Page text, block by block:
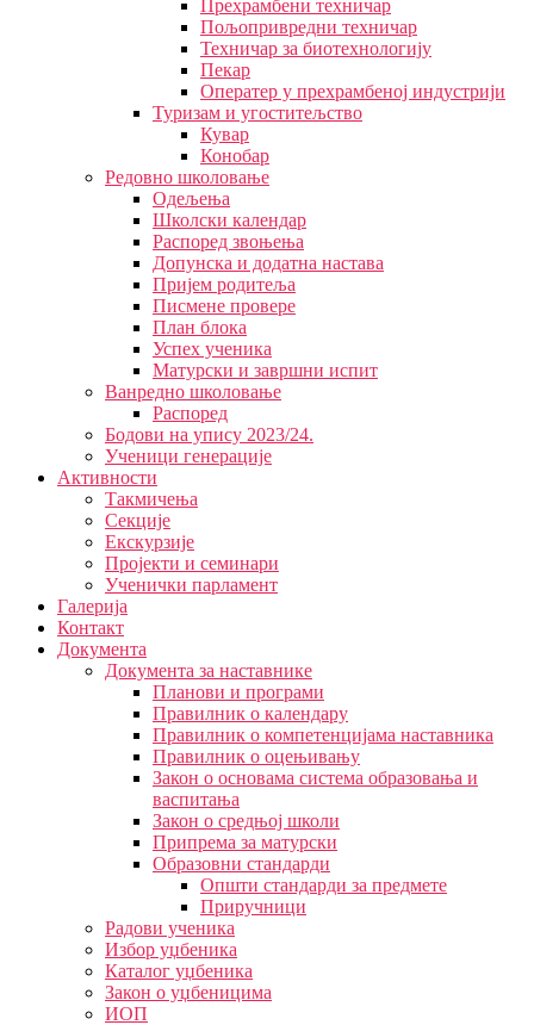
Прехрамбени техничар
Пољопривредни техничар
Техничар за биотехнологију
Пекар
Оператер у прехрамбеној индустрији
Туризам и угоститељство
Кувар
Конобар
Редовно школовање
Одељења
Школски календар
Распоред звоњења
Допунска и додатна настава
Пријем родитеља
Писмене провере
План блока
Успех ученика
Матурски и завршни испит
Ванредно школовање
Распоред
Бодови на упису 2023/24.
Ученици генерације
Активности
Такмичења
Секције
Екскурзије
Пројекти и семинари
Ученички парламент
Галерија
Контакт
Документа
Документа за наставнике
Планови и програми
Правилник о календару
Правилник о компетенцијама наставника
Правилник о оцењивању
Закон о основама система образовања и
васпитања
Закон о средњој школи
Припрема за матурски
Образовни стандарди
Општи стандарди за предмете
Приручници
Радови ученика
Избор уџбеника
Каталог уџбеника
Закон о уџбеницима
ИОП